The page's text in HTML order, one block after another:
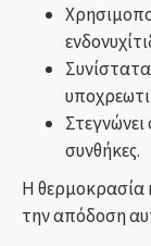
συνθήκες.
Η θερμοκρασία
την απόδοση